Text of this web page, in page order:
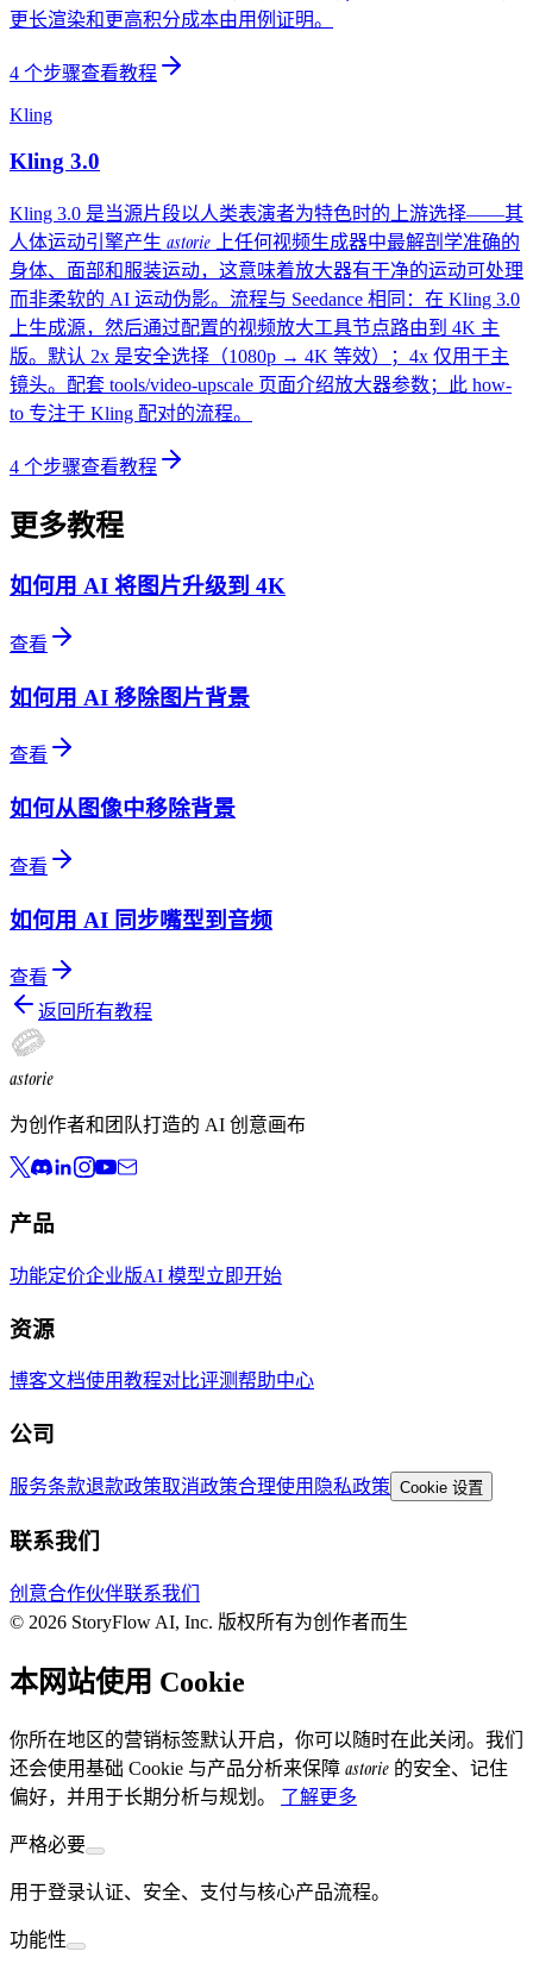
更长渲染和更高积分成本由用例证明。
4 个步骤查看教程
Kling
Kling 3.0
Kling 3.0 是当源片段以人类表演者为特色时的上游选择——其
人体运动引擎产生 astorie 上任何视频生成器中最解剖学准确的
身体、面部和服装运动，这意味着放大器有干净的运动可处理
而非柔软的 AI 运动伪影。流程与 Seedance 相同：在 Kling 3.0
上生成源，然后通过配置的视频放大工具节点路由到 4K 主
版。默认 2x 是安全选择（1080p → 4K 等效）；4x 仅用于主
镜头。配套 tools/video-upscale 页面介绍放大器参数；此 how-
to 专注于 Kling 配对的流程。
4 个步骤查看教程
更多教程
如何用 AI 将图片升级到 4K
查看
如何用 AI 移除图片背景
查看
如何从图像中移除背景
查看
如何用 AI 同步嘴型到音频
查看
返回所有教程
astorie
为创作者和团队打造的 AI 创意画布
产品
功能定价企业版AI 模型立即开始
资源
博客文档使用教程对比评测帮助中心
公司
服务条款退款政策取消政策合理使用 隐私政策 Cookie 设置
联系我们
创意合作伙伴联系我们
© 2026 StoryFlow AI, Inc. 版权所有为创作者而生
本网站使用 Cookie
你所在地区的营销标签默认开启，你可以随时在此关闭。我们
还会使用基础 Cookie 与产品分析来保障 astorie 的安全、记住
偏好，并用于长期分析与规划。
了解更多
严格必要
用于登录认证、安全、支付与核心产品流程。
功能性